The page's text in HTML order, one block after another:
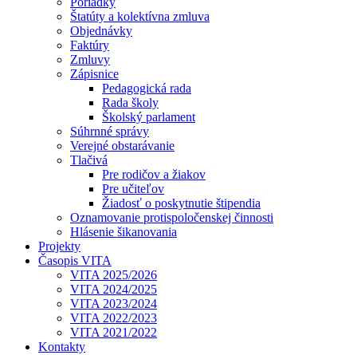
Štatúty a kolektívna zmluva
Objednávky
Faktúry
Zmluvy
Zápisnice
Pedagogická rada
Rada školy
Školský parlament
Súhrnné správy
Verejné obstarávanie
Tlačivá
Pre rodičov a žiakov
Pre učiteľov
Žiadosť o poskytnutie štipendia
Oznamovanie protispoločenskej činnosti
Hlásenie šikanovania
Projekty
Časopis VITA
VITA 2025/2026
VITA 2024/2025
VITA 2023/2024
VITA 2022/2023
VITA 2021/2022
Kontakty